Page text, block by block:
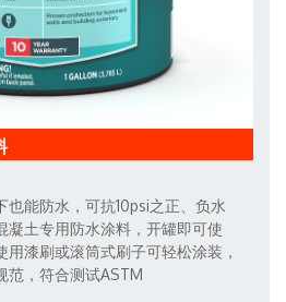
也能防水，可抗10psi之正、负水
凝土专用防水涂料，开罐即可使
用漆刷或滚筒式刷子可轻松涂装，
范，符合测试ASTM